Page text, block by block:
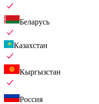
Беларусь
Казахстан
Кыргызстан
Россия